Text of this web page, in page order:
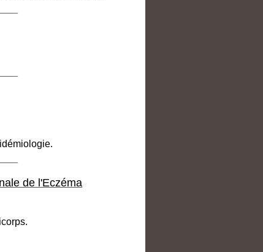
de l'Eczéma